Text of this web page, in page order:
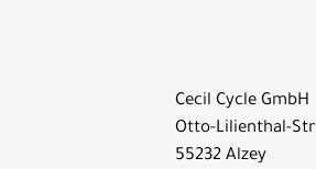
Cecil Cycle GmbH
Otto-Lilienthal-
55232 Alzey